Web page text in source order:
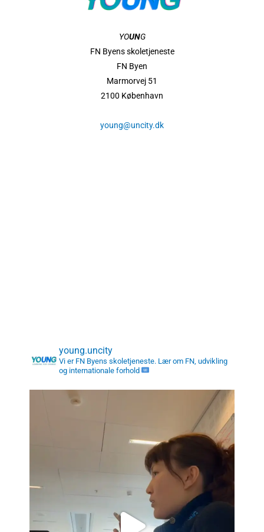
YOUNG
FN Byens skoletjeneste
FN Byen
Marmorvej 51
2100 København
young@uncity.dk
young.uncity
Vi er FN Byens skoletjeneste. Lær om FN, udvikling
og internationale forhold